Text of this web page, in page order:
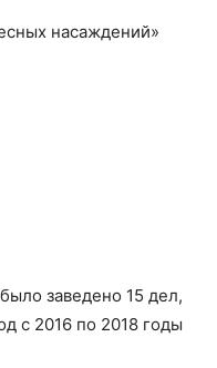
насаждений»
заведено 15 дел,
с 2016 по 2018 годы